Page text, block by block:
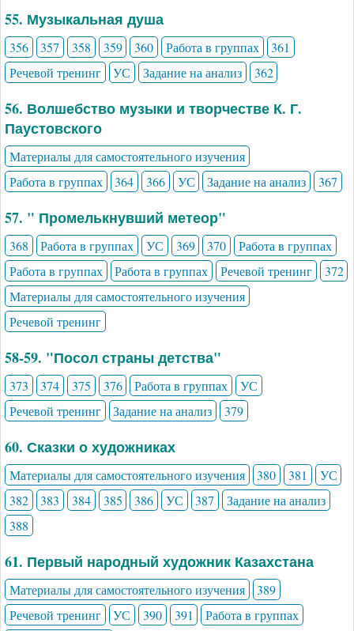
55. Музыкальная душа
356 357 358 359 360 Работа в группах
361
Речевой тренинг
УС Задание на анализ 362
56. Волшебство музыки и творчестве К. Г.
Паустовского
Материалы для самостоятельного изучения
Работа в группах
364 366 УС Задание на анализ 367
57. " Промелькнувший метеор"
368 Работа в группах УС 369 370
Работа в группах
Работа в группах
Работа в группах Речевой тренинг
372
Материалы для самостоятельного изучения
Речевой тренинг
58-59. "Посол страны детства"
373 374 375 376 Работа в группах
УС
Речевой тренинг
Задание на анализ 379
60. Сказки о художниках
Материалы для самостоятельного изучения 380 381
УС
382
383 384 385 386 УС 387
Задание на анализ
388
61. Первый народный художник Казахстана
Материалы для самостоятельного изучения
389
Речевой тренинг
УС 390 391
Работа в группах